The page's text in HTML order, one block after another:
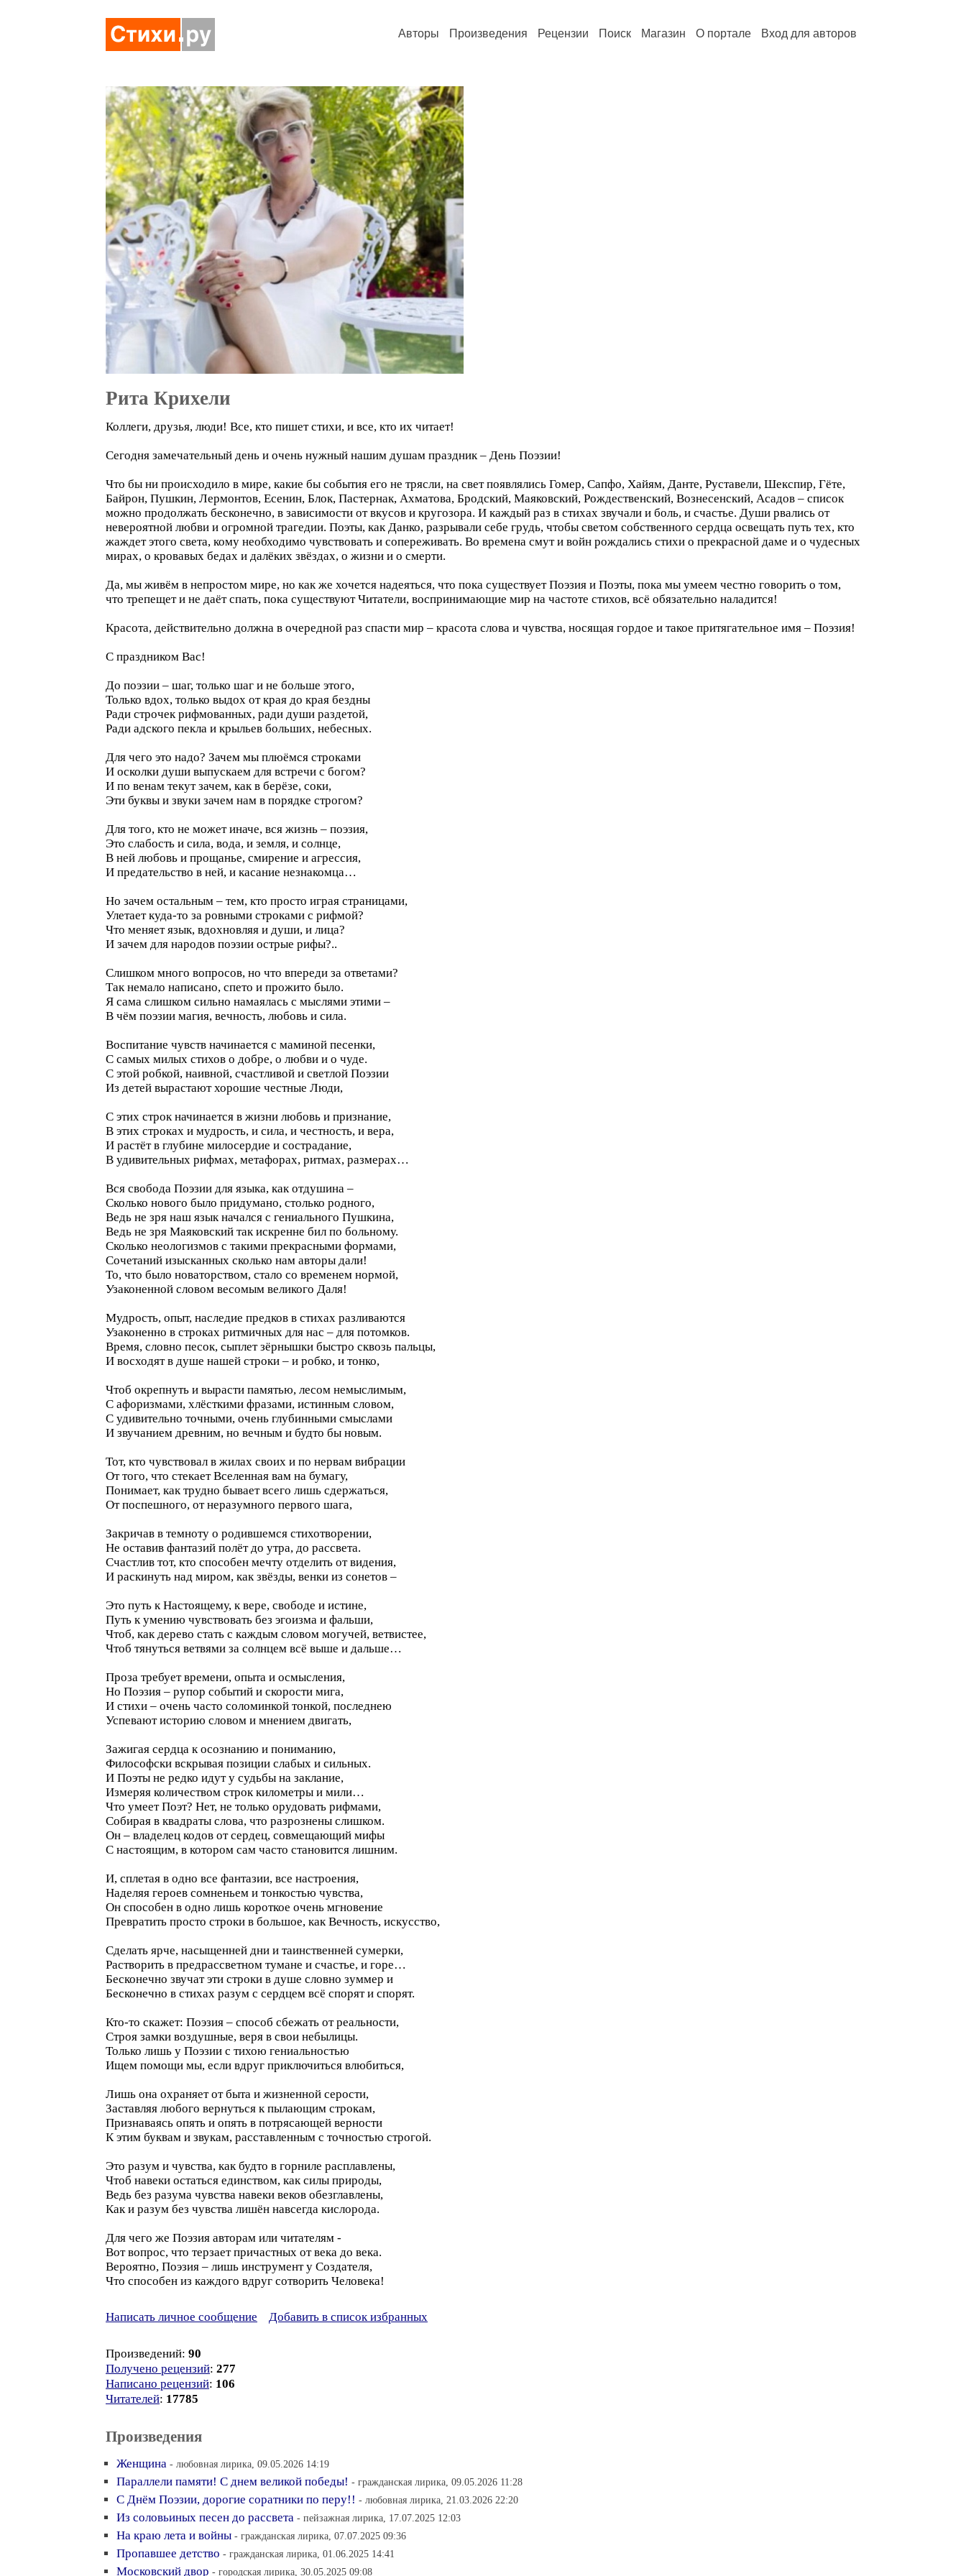
Авторы Произведения Рецензии Поиск Магазин О портале Вход для авторов
Рита Крихели
Коллеги, друзья, люди! Все, кто пишет стихи, и все, кто их читает!
Сегодня замечательный день и очень нужный нашим душам праздник – День Поэзии!
Что бы ни происходило в мире, какие бы события его не трясли, на свет появлялись Гомер, Сапфо, Хайям, Данте, Руставели, Шекспир, Гёте,
Байрон, Пушкин, Лермонтов, Есенин, Блок, Пастернак, Ахматова, Бродский, Маяковский, Рождественский, Вознесенский, Асадов – список
можно продолжать бесконечно, в зависимости от вкусов и кругозора. И каждый раз в стихах звучали и боль, и счастье. Души рвались от
невероятной любви и огромной трагедии. Поэты, как Данко, разрывали себе грудь, чтобы светом собственного сердца освещать путь тех, кто
жаждет этого света, кому необходимо чувствовать и сопереживать. Во времена смут и войн рождались стихи о прекрасной даме и о чудесных
мирах, о кровавых бедах и далёких звёздах, о жизни и о смерти.
Да, мы живём в непростом мире, но как же хочется надеяться, что пока существует Поэзия и Поэты, пока мы умеем честно говорить о том,
что трепещет и не даёт спать, пока существуют Читатели, воспринимающие мир на частоте стихов, всё обязательно наладится!
Красота, действительно должна в очередной раз спасти мир – красота слова и чувства, носящая гордое и такое притягательное имя – Поэзия!
С праздником Вас!
До поэзии – шаг, только шаг и не больше этого,
Только вдох, только выдох от края до края бездны
Ради строчек рифмованных, ради души раздетой,
Ради адского пекла и крыльев больших, небесных.
Для чего это надо? Зачем мы плюёмся строками
И осколки души выпускаем для встречи с богом?
И по венам текут зачем, как в берёзе, соки,
Эти буквы и звуки зачем нам в порядке строгом?
Для того, кто не может иначе, вся жизнь – поэзия,
Это слабость и сила, вода, и земля, и солнце,
В ней любовь и прощанье, смирение и агрессия,
И предательство в ней, и касание незнакомца…
Но зачем остальным – тем, кто просто играя страницами,
Улетает куда-то за ровными строками с рифмой?
Что меняет язык, вдохновляя и души, и лица?
И зачем для народов поэзии острые рифы?..
Слишком много вопросов, но что впереди за ответами?
Так немало написано, спето и прожито было.
Я сама слишком сильно намаялась с мыслями этими –
В чём поэзии магия, вечность, любовь и сила.
Воспитание чувств начинается с маминой песенки,
С самых милых стихов о добре, о любви и о чуде.
С этой робкой, наивной, счастливой и светлой Поэзии
Из детей вырастают хорошие честные Люди,
С этих строк начинается в жизни любовь и признание,
В этих строках и мудрость, и сила, и честность, и вера,
И растёт в глубине милосердие и сострадание,
В удивительных рифмах, метафорах, ритмах, размерах…
Вся свобода Поэзии для языка, как отдушина –
Сколько нового было придумано, столько родного,
Ведь не зря наш язык начался с гениального Пушкина,
Ведь не зря Маяковский так искренне бил по больному.
Сколько неологизмов с такими прекрасными формами,
Сочетаний изысканных сколько нам авторы дали!
То, что было новаторством, стало со временем нормой,
Узаконенной словом весомым великого Даля!
Мудрость, опыт, наследие предков в стихах разливаются
Узаконенно в строках ритмичных для нас – для потомков.
Время, словно песок, сыплет зёрнышки быстро сквозь пальцы,
И восходят в душе нашей строки – и робко, и тонко,
Чтоб окрепнуть и вырасти памятью, лесом немыслимым,
С афоризмами, хлёсткими фразами, истинным словом,
С удивительно точными, очень глубинными смыслами
И звучанием древним, но вечным и будто бы новым.
Тот, кто чувствовал в жилах своих и по нервам вибрации
От того, что стекает Вселенная вам на бумагу,
Понимает, как трудно бывает всего лишь сдержаться,
От поспешного, от неразумного первого шага,
Закричав в темноту о родившемся стихотворении,
Не оставив фантазий полёт до утра, до рассвета.
Счастлив тот, кто способен мечту отделить от видения,
И раскинуть над миром, как звёзды, венки из сонетов –
Это путь к Настоящему, к вере, свободе и истине,
Путь к умению чувствовать без эгоизма и фальши,
Чтоб, как дерево стать с каждым словом могучей, ветвистее,
Чтоб тянуться ветвями за солнцем всё выше и дальше…
Проза требует времени, опыта и осмысления,
Но Поэзия – рупор событий и скорости мига,
И стихи – очень часто соломинкой тонкой, последнею
Успевают историю словом и мнением двигать,
Зажигая сердца к осознанию и пониманию,
Философски вскрывая позиции слабых и сильных.
И Поэты не редко идут у судьбы на заклание,
Измеряя количеством строк километры и мили…
Что умеет Поэт? Нет, не только орудовать рифмами,
Собирая в квадраты слова, что разрознены слишком.
Он – владелец кодов от сердец, совмещающий мифы
С настоящим, в котором сам часто становится лишним.
И, сплетая в одно все фантазии, все настроения,
Наделяя героев сомненьем и тонкостью чувства,
Он способен в одно лишь короткое очень мгновение
Превратить просто строки в большое, как Вечность, искусство,
Сделать ярче, насыщенней дни и таинственней сумерки,
Растворить в предрассветном тумане и счастье, и горе…
Бесконечно звучат эти строки в душе словно зуммер и
Бесконечно в стихах разум с сердцем всё спорят и спорят.
Кто-то скажет: Поэзия – способ сбежать от реальности,
Строя замки воздушные, веря в свои небылицы.
Только лишь у Поэзии с тихою гениальностью
Ищем помощи мы, если вдруг приключиться влюбиться,
Лишь она охраняет от быта и жизненной серости,
Заставляя любого вернуться к пылающим строкам,
Признаваясь опять и опять в потрясающей верности
К этим буквам и звукам, расставленным с точностью строгой.
Это разум и чувства, как будто в горниле расплавлены,
Чтоб навеки остаться единством, как силы природы,
Ведь без разума чувства навеки веков обезглавлены,
Как и разум без чувства лишён навсегда кислорода.
Для чего же Поэзия авторам или читателям -
Вот вопрос, что терзает причастных от века до века.
Вероятно, Поэзия – лишь инструмент у Создателя,
Что способен из каждого вдруг сотворить Человека!
Написать личное сообщение Добавить в список избранных
Произведений: 90
Получено рецензий: 277
Написано рецензий: 106
Читателей: 17785
Произведения
Женщина - любовная лирика, 09.05.2026 14:19
Параллели памяти! С днем великой победы! - гражданская лирика, 09.05.2026 11:28
С Днём Поэзии, дорогие соратники по перу!! - любовная лирика, 21.03.2026 22:20
Из соловьиных песен до рассвета - пейзажная лирика, 17.07.2025 12:03
На краю лета и войны - гражданская лирика, 07.07.2025 09:36
Пропавшее детство - гражданская лирика, 01.06.2025 14:41
Московский двор - городская лирика, 30.05.2025 09:08